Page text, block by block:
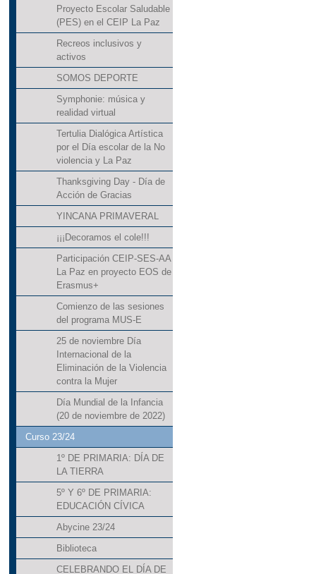
Proyecto Escolar Saludable
(PES) en el CEIP La Paz
Recreos inclusivos y
activos
SOMOS DEPORTE
Symphonie: música y
realidad virtual
Tertulia Dialógica Artística
por el Día escolar de la No
violencia y La Paz
Thanksgiving Day - Día de
Acción de Gracias
YINCANA PRIMAVERAL
¡¡¡Decoramos el cole!!!
Participación CEIP-SES-AA
La Paz en proyecto EOS de
Erasmus+
Comienzo de las sesiones
del programa MUS-E
25 de noviembre Día
Internacional de la
Eliminación de la Violencia
contra la Mujer
Día Mundial de la Infancia
(20 de noviembre de 2022)
Curso 23/24
1º DE PRIMARIA: DÍA DE
LA TIERRA
5º Y 6º DE PRIMARIA:
EDUCACIÓN CÍVICA
Abycine 23/24
Biblioteca
CELEBRANDO EL DÍA DE